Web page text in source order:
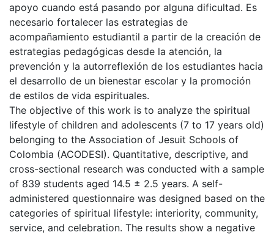
apoyo cuando está pasando por alguna dificultad. Es
necesario fortalecer las estrategias de
acompañamiento estudiantil a partir de la creación de
estrategias pedagógicas desde la atención, la
prevención y la autorreflexión de los estudiantes hacia
el desarrollo de un bienestar escolar y la promoción
de estilos de vida espirituales.
The objective of this work is to analyze the spiritual
lifestyle of children and adolescents (7 to 17 years old)
belonging to the Association of Jesuit Schools of
Colombia (ACODESI). Quantitative, descriptive, and
cross-sectional research was conducted with a sample
of 839 students aged 14.5 ± 2.5 years. A self-
administered questionnaire was designed based on the
categories of spiritual lifestyle: interiority, community,
service, and celebration. The results show a negative